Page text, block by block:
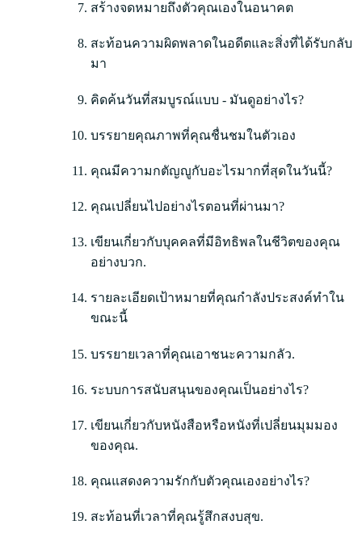
สร้างจดหมายถึงตัวคุณเองในอนาคต
สะท้อนความผิดพลาดในอดีตและสิ่งที่ได้รับกลับ
มา
คิดค้นวันที่สมบูรณ์แบบ - มันดูอย่างไร?
บรรยายคุณภาพที่คุณชื่นชมในตัวเอง
คุณมีความกตัญญูกับอะไรมากที่สุดในวันนี้?
คุณเปลี่ยนไปอย่างไรตอนที่ผ่านมา?
เขียนเกี่ยวกับบุคคลที่มีอิทธิพลในชีวิตของคุณ
อย่างบวก.
รายละเอียดเป้าหมายที่คุณกำลังประสงค์ทำใน
ขณะนี้
บรรยายเวลาที่คุณเอาชนะความกลัว.
ระบบการสนับสนุนของคุณเป็นอย่างไร?
เขียนเกี่ยวกับหนังสือหรือหนังที่เปลี่ยนมุมมอง
ของคุณ.
คุณแสดงความรักกับตัวคุณเองอย่างไร?
สะท้อนที่เวลาที่คุณรู้สึกสงบสุข.